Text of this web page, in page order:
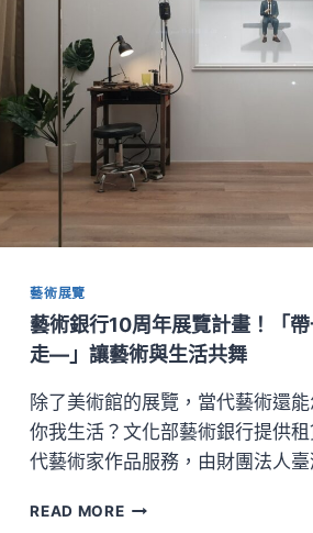
藝術展覽
藝術銀行10周年展覽計畫！「
走—」讓藝術與生活共舞
除了美術館的展覽，當代藝術還
你我生活？文化部藝術銀行提供
代藝術家作品服務，由財團法人
READ MORE藝